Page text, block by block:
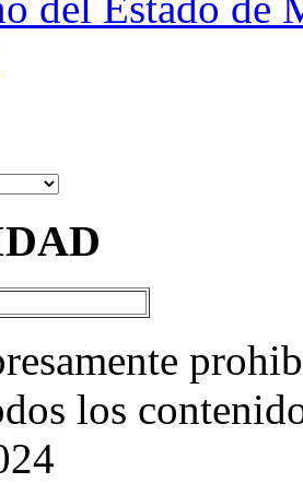
los